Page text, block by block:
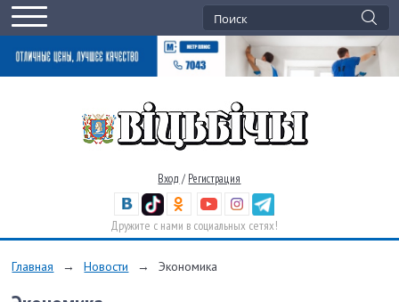
Вход / Регистрация
Дружите с нами в социальных сетях!
Главная → Новости → Экономика